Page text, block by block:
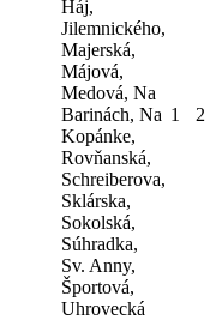
Háj,
Jilemnického,
Majerská,
Májová,
Medová, Na
Barinách, Na
Kopánke,
Rovňanská,
Schreiberova,
Sklárska,
Sokolská,
Súhradka,
Sv. Anny,
Športová,
Uhrovecká
1 2